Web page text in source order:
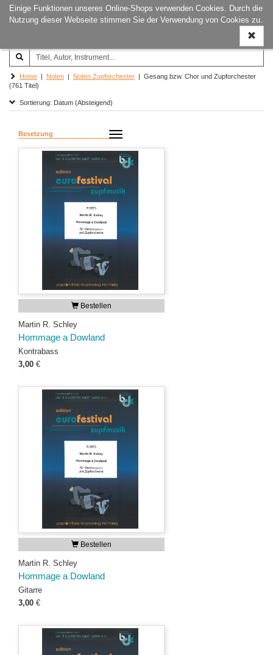
Einige Funktionen unseres Online-Shops verwenden Cookies. Durch die
Nutzung dieser Webseite stimmen Sie der Verwendung von Cookies zu.
ein-/
Joachim‐Trekel‐Musikverlag,
Hamburg
Home | Noten | Noten Zupforchester | Gesang bzw. Chor und Zupforchester
(761 Titel)
Sortierung: Datum (Absteigend)
Besetzung
Bestellen
Martin R. Schley
Hommage a Dowland
Kontrabass
3,00 €
Bestellen
Martin R. Schley
Hommage a Dowland
Gitarre
3,00 €